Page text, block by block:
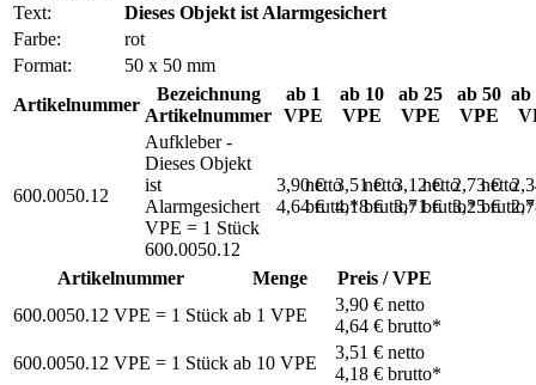
Text:
Dieses Objekt ist Alarmgesichert
Farbe:
rot
Format:
50 x 50 mm
Artikelnummer
Bezeichnung
Artikelnummer
ab 1
VPE
ab 10
VPE
ab 25
VPE
ab 50
VPE
ab
600.0050.12
Aufkleber -
Dieses Objekt
ist
Alarmgesichert
VPE = 1 Stück
600.0050.12
3,90 €
netto
4,64 €brutto*
3,51 €
netto
4,18 €brutto*
3,12 €
netto
3,71 €brutto*
2,73 €
netto
3,25 €brutto*
Artikelnummer Menge
Preis / VPE
600.0050.12 VPE = 1 Stück ab 1 VPE
3,90 €netto
4,64 €brutto*
600.0050.12 VPE = 1 Stück ab 10 VPE
3,51 €netto
4,18 €brutto*